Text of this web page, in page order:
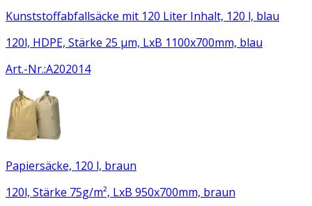
Kunststoffabfallsäcke mit 120 Liter Inhalt, 120 l, blau
120l, HDPE, Stärke 25 µm, LxB 1100x700mm, blau
Art.-Nr.:A202014
Papiersäcke, 120 l, braun
120l, Stärke 75g/m², LxB 950x700mm, braun